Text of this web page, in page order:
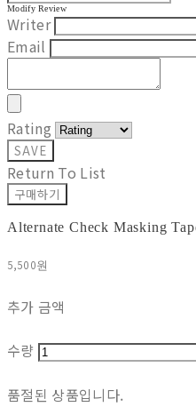
Modify Review
Writer
Email
Rating
SAVE
Return To List
구매하기
Alternate Check Masking
5,500원
추가 금액
수량
품절된 상품입니다.